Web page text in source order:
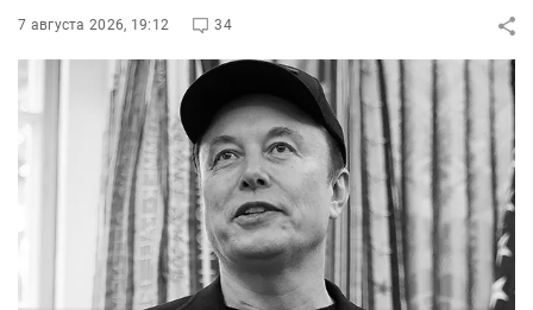
7 августа 2026, 19:12 34